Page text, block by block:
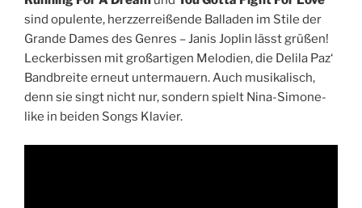
sind opulente, herzzerreißende Balladen im Stile der
Grande Dames des Genres – Janis Joplin lässt grüßen!
Leckerbissen mit großartigen Melodien, die Delila Paz‘
Bandbreite erneut untermauern. Auch musikalisch,
denn sie singt nicht nur, sondern spielt Nina-Simone-
like in beiden Songs Klavier.